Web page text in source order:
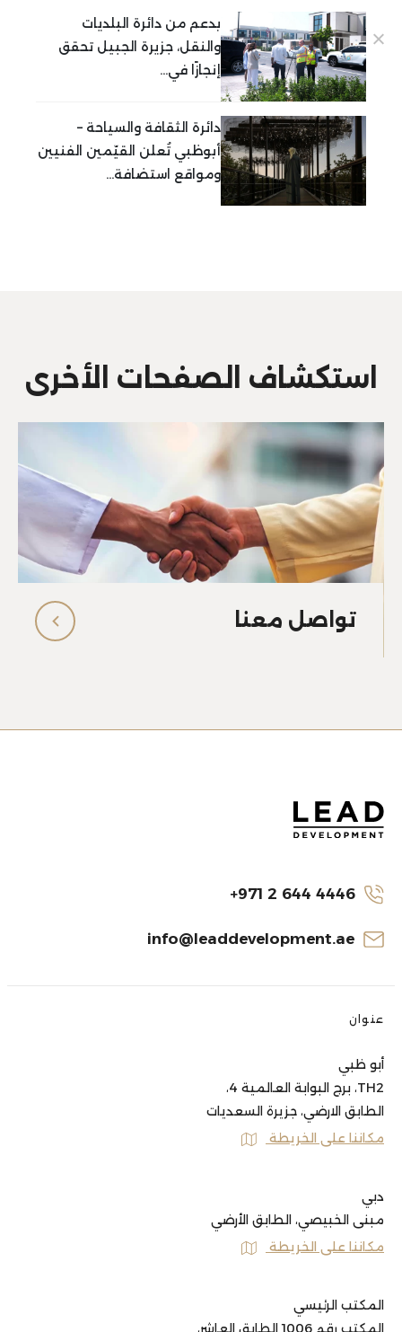
بدعم من دائرة البلديات
والنقل، جزيرة الجبيل تحقق
إنجازًا في...
دائرة الثقافة والسياحة –
أبوظبي تُعلن القيّمين الفنيين
ومواقع استضافة...
استكشاف الصفحات الأخرى
تواصل معنا
+971 2 644 4446
info@leaddevelopment.ae
عنوان
أبو ظبي
TH2، برج البوابة العالمية 4،
الطابق الارضي، جزيرة السعديات
مكاننا على الخريطة
دبي
مبنى الخبيصي، الطابق الأرضي
مكاننا على الخريطة
المكتب الرئيسي
المكتب رقم 1006 الطابق العاشر،